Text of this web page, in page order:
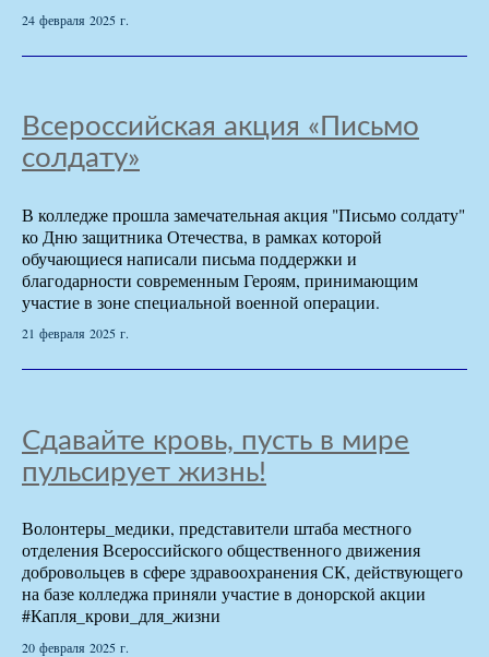
24 февраля 2025 г.
Всероссийская акция «Письмо
солдату»
В колледже прошла замечательная акция "Письмо солдату"
ко Дню защитника Отечества, в рамках которой
обучающиеся написали письма поддержки и
благодарности современным Героям, принимающим
участие в зоне специальной военной операции.
21 февраля 2025 г.
Сдавайте кровь, пусть в мире
пульсирует жизнь!
Волонтеры_медики, представители штаба местного
отделения Всероссийского общественного движения
добровольцев в сфере здравоохранения СК, действующего
на базе колледжа приняли участие в донорской акции
#Капля_крови_для_жизни
20 февраля 2025 г.